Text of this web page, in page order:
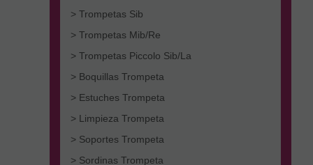
> Trompetas Sib
> Trompetas Mib/Re
> Trompetas Piccolo Sib/La
> Boquillas Trompeta
> Estuches Trompeta
> Limpieza Trompeta
> Soportes Trompeta
> Sordinas Trompeta